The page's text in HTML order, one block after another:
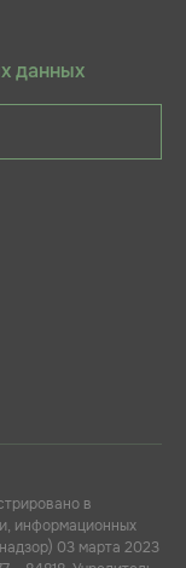
данных
в
информационных
03 марта 2023